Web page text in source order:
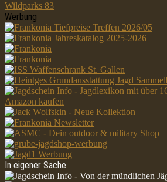
Wildparks 83
Werbung
In eigener Sache